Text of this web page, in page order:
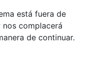
está fuera de
complacerá
de continuar.